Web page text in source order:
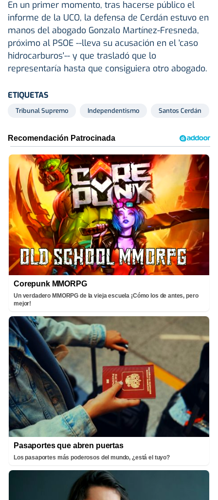
En un primer momento, tras hacerse público el
informe de la UCO, la defensa de Cerdán estuvo en
manos del abogado Gonzalo Martínez-Fresneda,
próximo al PSOE --lleva su acusación en el 'caso
hidrocarburos'-- y que trasladó que lo
representaría hasta que consiguiera otro abogado.
ETIQUETAS
Tribunal Supremo Independentismo Santos Cerdán
Corepunk MMORPG
Un verdadero MMORPG de la vieja escuela ¡Cómo los de antes, pero
mejor!
Pasaportes que abren puertas
Los pasaportes más poderosos del mundo, ¿está el tuyo?